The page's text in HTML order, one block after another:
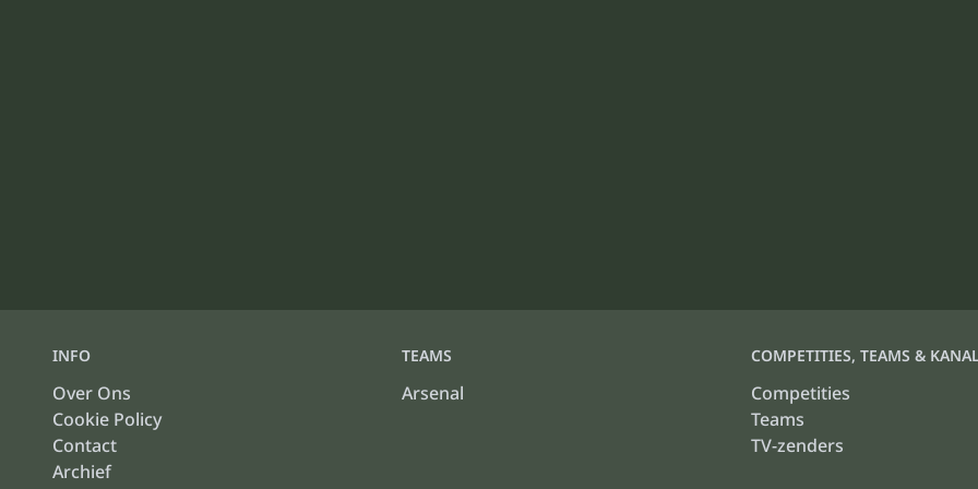
INFO
Over Ons
Cookie Policy
Contact
Archief
TEAMS
Arsenal
COMPETITIES, TEAMS &
Competities
Teams
TV-zenders